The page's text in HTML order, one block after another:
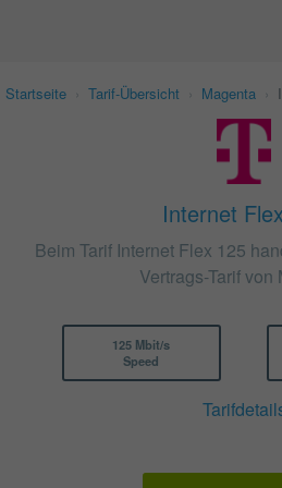
Startseite Tarif-Übersicht Magenta
Internet
Beim Tarif Internet Flex 125
Vertrags-Tarif von
125 Mbit/s
Speed